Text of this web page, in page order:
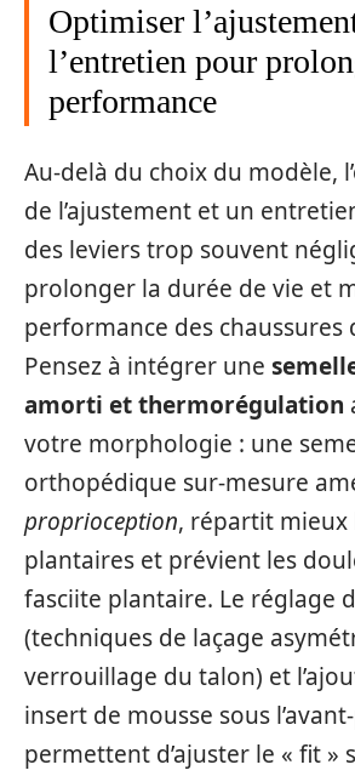
Optimiser
l’entretien pour
performance
Au-delà du choix du modèle,
de l’ajustement et un
des leviers trop souvent
prolonger la durée de vie et
performance des chaussures
Pensez à intégrer une
amorti et thermorégulation
votre morphologie : une
orthopédique sur-mesure
proprioception, répartit mieux
plantaires et prévient les
fasciite plantaire. Le réglage
(techniques de laçage
verrouillage du talon) et
insert de mousse sous
permettent d’ajuster le « fit »